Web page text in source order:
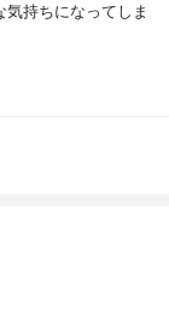
持ちになってしま